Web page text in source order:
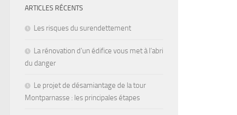
ARTICLES RÉCENTS
Les risques du surendettement
La rénovation d’un édifice vous met à l’abri
du danger
Le projet de désamiantage de la tour
Montparnasse : les principales étapes